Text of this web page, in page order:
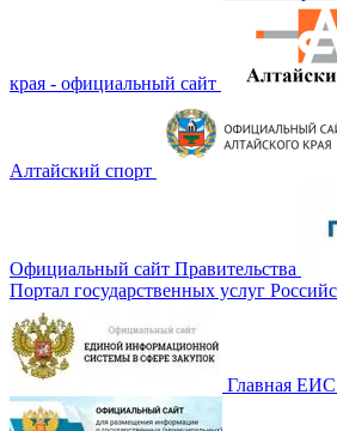
края - официальный сайт
Алтайский спорт
Официальный сайт Правительства
Портал государственных услуг
Главная ЕИС